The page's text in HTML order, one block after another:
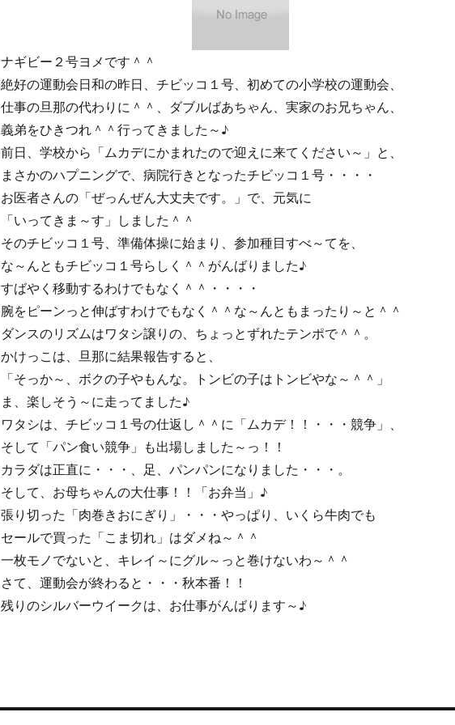
ナギビー２号ヨメです＾＾
絶好の運動会日和の昨日、チビッコ１号、初めての小学校の運動会、
仕事の旦那の代わりに＾＾、ダブルばあちゃん、実家のお兄ちゃん、
義弟をひきつれ＾＾行ってきました～♪
前日、学校から「ムカデにかまれたので迎えに来てください～」と、
まさかのハプニングで、病院行きとなったチビッコ１号・・・・
お医者さんの「ぜっんぜん大丈夫です。」で、元気に
「いってきま～す」しました＾＾
そのチビッコ１号、準備体操に始まり、参加種目すべ～てを、
な～んともチビッコ１号らしく＾＾がんばりました♪
すばやく移動するわけでもなく＾＾・・・・
腕をピーンっと伸ばすわけでもなく＾＾な～んともまったり～と＾＾
ダンスのリズムはワタシ譲りの、ちょっとずれたテンポで＾＾。
かけっこは、旦那に結果報告すると、
「そっか～、ボクの子やもんな。トンビの子はトンビやな～＾＾」
ま、楽しそう～に走ってました♪
ワタシは、チビッコ１号の仕返し＾＾に「ムカデ！！・・・競争」、
そして「パン食い競争」も出場しました～っ！！
カラダは正直に・・・、足、パンパンになりました・・・。
そして、お母ちゃんの大仕事！！「お弁当」♪
張り切った「肉巻きおにぎり」・・・やっぱり、いくら牛肉でも
セールで買った「こま切れ」はダメね～＾＾
一枚モノでないと、キレイ～にグル～っと巻けないわ～＾＾
さて、運動会が終わると・・・秋本番！！
残りのシルバーウイークは、お仕事がんばります～♪